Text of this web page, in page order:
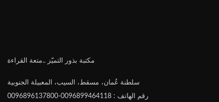
مكتبة بذور التميّز ..متعة القراءة
سلطنة عُمان، مسقط، السيب، المعبيلة الجنوبية
رقم الهاتف : 0096899464118-0096896137800